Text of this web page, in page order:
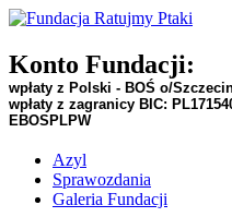
Konto Fundacji:
wpłaty z Polski - BOŚ o/
wpłaty z zagranicy BIC:
EBOSPLPW
Azyl
Sprawozdania
Galeria Fundacji